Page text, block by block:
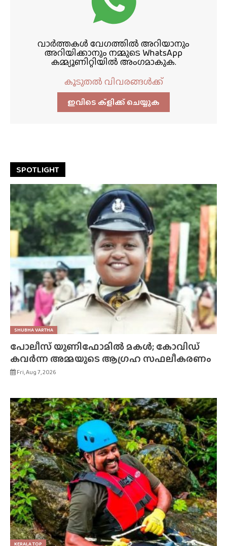
വാർത്തകൾ വേഗത്തിൽ അറിയാനും
അറിയിക്കാനും നമ്മുടെ WhatsApp
കമ്മ്യൂണിറ്റിയിൽ അംഗമാകുക.
കൂടുതൽ വിവരങ്ങൾക്ക്
ഇവിടെ ക്ളിക്ക്‌ ചെയ്യുക
SPOTLIGHT
SHUBHA VARTHA
പോലീസ് യൂണിഫോമിൽ മകൾ; കോവിഡ്
കവർന്ന അമ്മയുടെ ആഗ്രഹ സഫലീകരണം
Fri, Aug 7, 2026
KERALA TOP